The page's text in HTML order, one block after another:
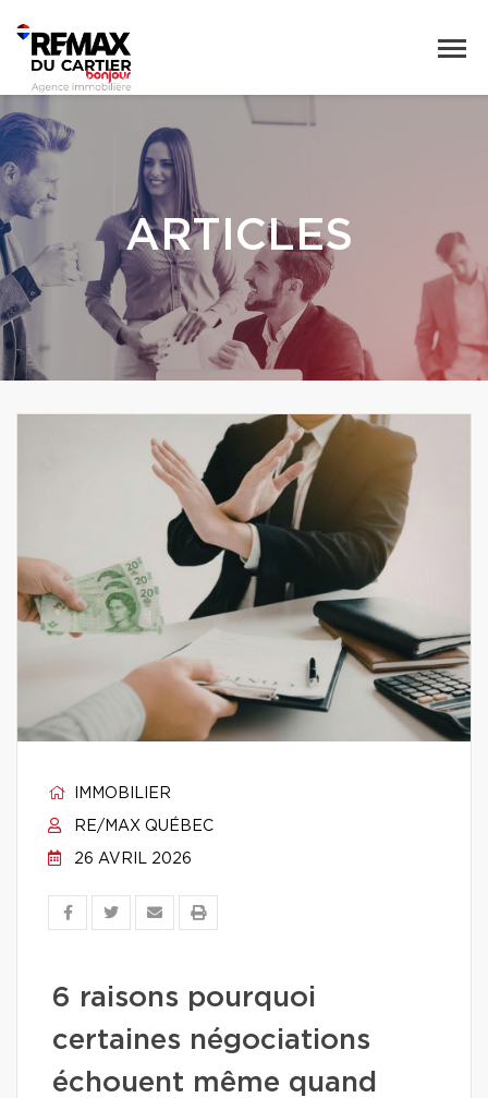
ARTICLES
IMMOBILIER
RE/MAX QUÉBEC
26 AVRIL 2026
6 raisons pourquoi
certaines négociations
échouent même quand